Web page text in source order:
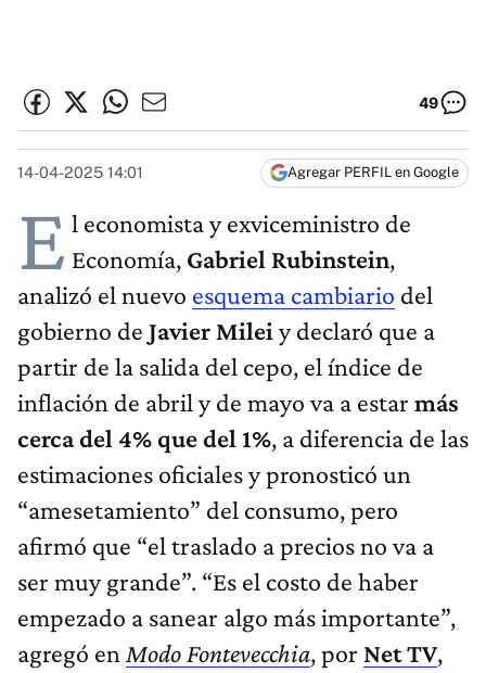
49
14-04-2025 14:01 Agregar PERFIL en Google
E l economista y exviceministro de
Economía, Gabriel Rubinstein,
analizó el nuevo esquema cambiario del
gobierno de Javier Milei y declaró que a
partir de la salida del cepo, el índice de
inflación de abril y de mayo va a estar más
cerca del 4% que del 1%, a diferencia de las
estimaciones oficiales y pronosticó un
“amesetamiento” del consumo, pero
afirmó que “el traslado a precios no va a
ser muy grande”. “Es el costo de haber
empezado a sanear algo más importante”,
agregó en Modo Fontevecchia, por Net TV,